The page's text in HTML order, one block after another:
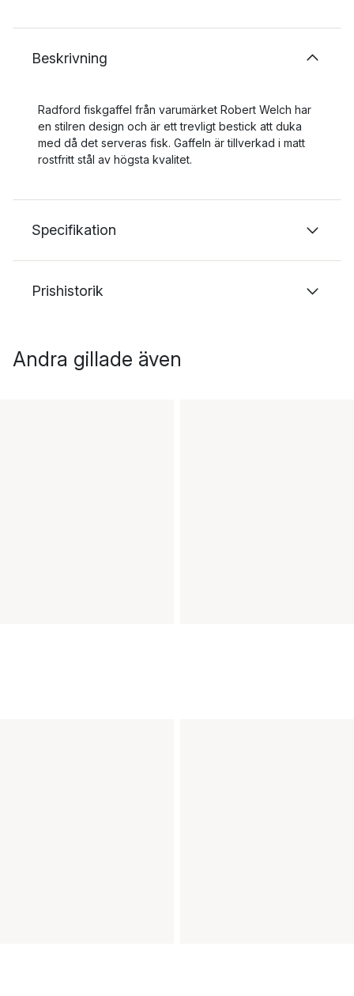
Beskrivning
Radford fiskgaffel från varumärket Robert Welch har
en stilren design och är ett trevligt bestick att duka
med då det serveras fisk. Gaffeln är tillverkad i matt
rostfritt ståI av högsta kvalitet.
Specifikation
Prishistorik
Andra gillade även